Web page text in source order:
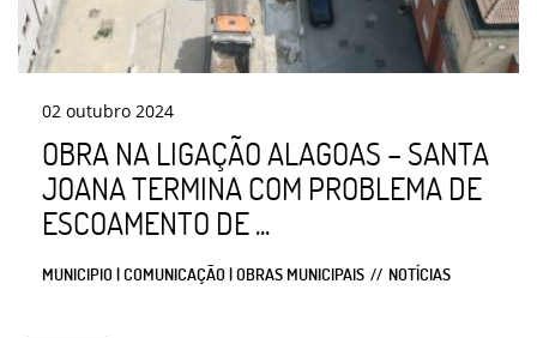
02 outubro 2024
OBRA NA LIGAÇÃO ALAGOAS – SANTA
JOANA TERMINA COM PROBLEMA DE
ESCOAMENTO DE ...
MUNICIPIO | COMUNICAÇÃO | OBRAS MUNICIPAIS NOTÍCIAS